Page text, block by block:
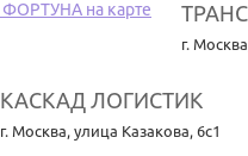
г. Москва
КАСКАД ЛОГИСТИК
г. Москва, улица Казакова, 6с1